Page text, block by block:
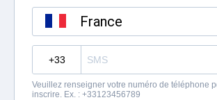
France
Veuillez renseigner votre numéro de téléphone
inscrire. Ex. : +33123456789